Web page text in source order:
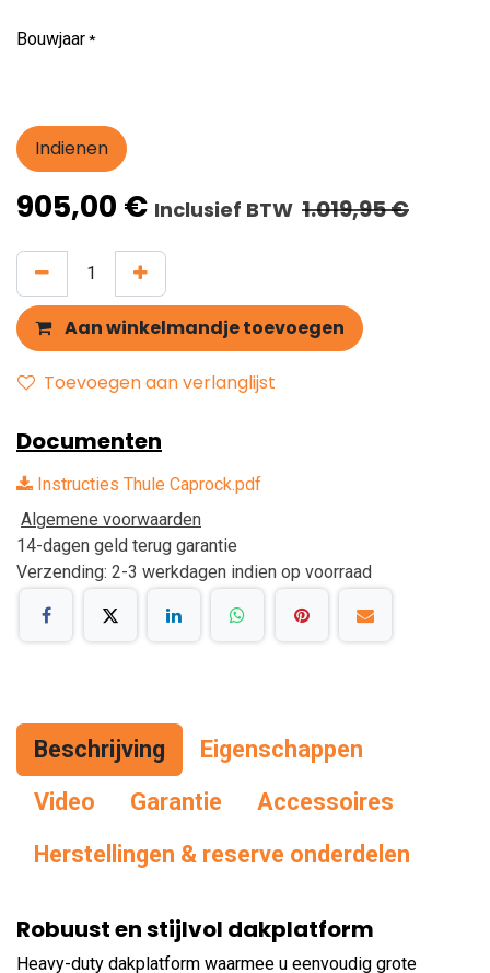
Bouwjaar*
Indienen
905,00 € Inclusief BTW 1.019,95€
Aan winkelmandje toevoegen
Toevoegen aan verlanglijst
Documenten
Instructies Thule Caprock.pdf
Algemene voorwaarden
14-dagen geld terug garantie
Verzending: 2-3 werkdagen indien op voorraad
Beschrijving
Eigenschappen
Video Garantie
Accessoires
Herstellingen & reserve onderdelen
Robuust en stijlvol dakplatform
Heavy-duty dakplatform waarmee u eenvoudig grote